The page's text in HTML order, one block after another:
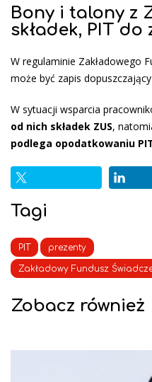
Bony i talony z
składek, PIT do
W regulaminie Zakładowego
może być zapis
W sytuacji wsparcia
od nich składek ZUS,
podlega opodatkowaniu
Tagi
PIT prezenty
Zakładowy Fundusz
Zobacz również